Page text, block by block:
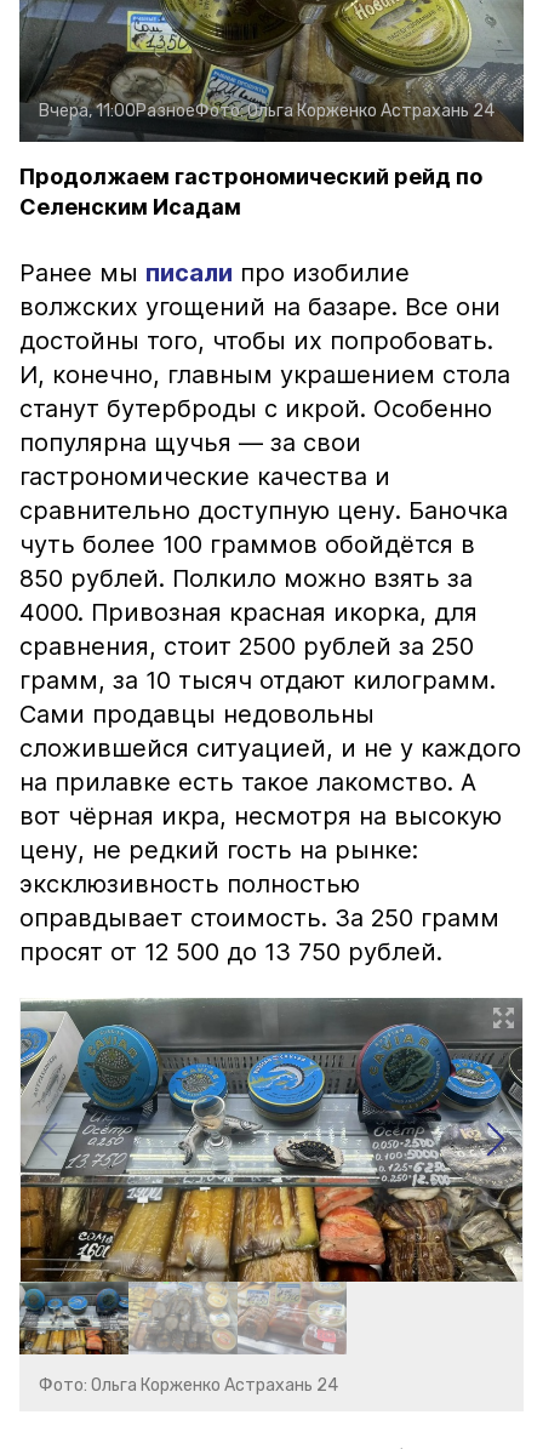
Вчера, 11:00РазноеФото:Ольга Корженко Астрахань 24
Продолжаем гастрономический рейд по
Селенским Исадам
Ранее мы писали про изобилие
волжских угощений на базаре. Все они
достойны того, чтобы их попробовать.
И, конечно, главным украшением стола
станут бутерброды с икрой. Особенно
популярна щучья — за свои
гастрономические качества и
сравнительно доступную цену. Баночка
чуть более 100 граммов обойдётся в
850 рублей. Полкило можно взять за
4000. Привозная красная икорка, для
сравнения, стоит 2500 рублей за 250
грамм, за 10 тысяч отдают килограмм.
Сами продавцы недовольны
сложившейся ситуацией, и не у каждого
на прилавке есть такое лакомство. А
вот чёрная икра, несмотря на высокую
цену, не редкий гость на рынке:
эксклюзивность полностью
оправдывает стоимость. За 250 грамм
просят от 12 500 до 13 750 рублей.
Фото: Ольга Корженко Астрахань 24